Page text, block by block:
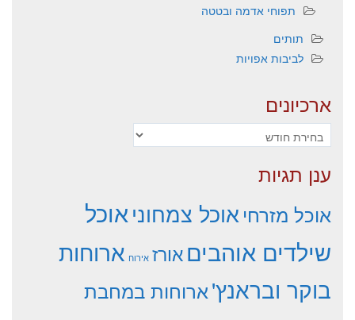
תפוחי אדמה ובטטה
תותים
לביבות אפויות
ארכיונים
ארכיונים
ענן תגיות
אוכל מזרחיאוכל צמחוניאוכל
שילדים אוהביםאורז אירוח ארוחות
בוקר ובראנץ'ארוחות במחבת